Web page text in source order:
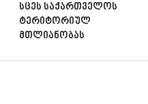
სცეს საქართველოს
ტერიტორიულ
მთლიანობას